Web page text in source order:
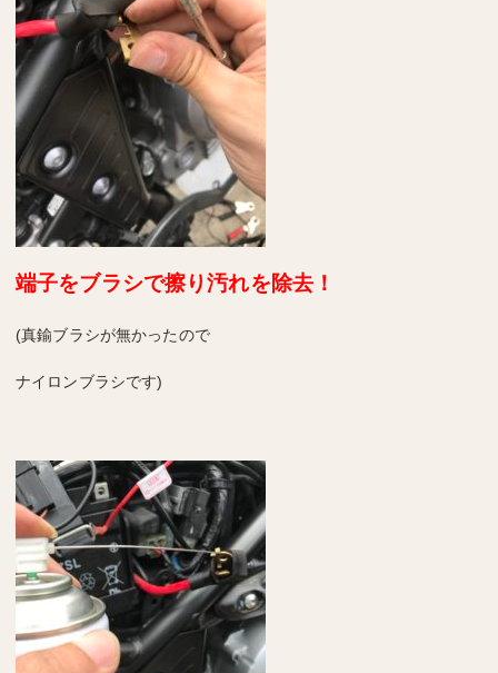
端子をブラシで擦り汚れを除去！
(真鍮ブラシが無かったので
ナイロンブラシです)